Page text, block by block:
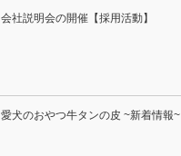
会社説明会の開催【採用活動】
愛犬のおやつ牛タンの皮 ~新着情報~